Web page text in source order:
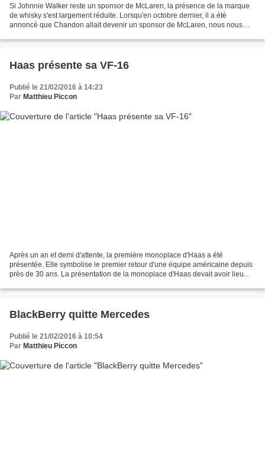
Si Johnnie Walker reste un sponsor de McLaren, la présence de la marque
de whisky s'est largement réduite. Lorsqu'en octobre dernier, il a été
annoncé que Chandon allait devenir un sponsor de McLaren, nous nous
Haas présente sa VF-16
Publié le 21/02/2016 à 14:23
Par Matthieu Piccon
Après un an et demi d'attente, la première monoplace d'Haas a été
présentée. Elle symbolise le premier retour d'une équipe américaine depuis
près de 30 ans. La présentation de la monoplace d'Haas devait avoir lieu
BlackBerry quitte Mercedes
Publié le 21/02/2016 à 10:54
Par Matthieu Piccon